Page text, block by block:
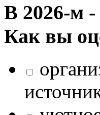
В 2026‑м
Как вы